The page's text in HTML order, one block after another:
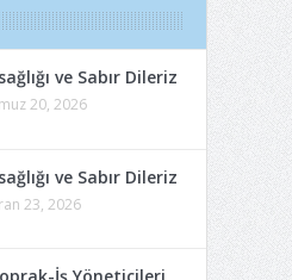
ve Sabır Dileriz
20, 2026
ve Sabır Dileriz
23, 2026